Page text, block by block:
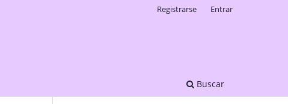
Buscar
Registrarse Entrar